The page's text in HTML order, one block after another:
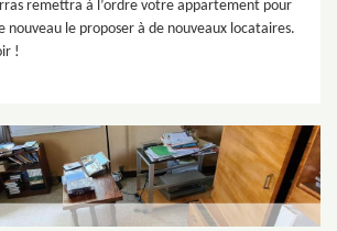
remettra à l’ordre votre appartement pour
nouveau le proposer à de nouveaux locataires.
!